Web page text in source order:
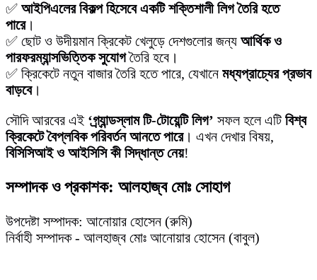
✅ আইপিএলের বিকল্প হিসেবে একটি শক্তিশালী লিগ তৈরি হতে
পারে।
✅ ছোট ও উদীয়মান ক্রিকেট খেলুড়ে দেশগুলোর জন্য আর্থিক ও
পারফরম্যান্সভিত্তিক সুযোগতৈরি হবে।
✅ ক্রিকেটে নতুন বাজার তৈরি হতে পারে, যেখানে মধ্যপ্রাচ্যের প্রভাব
বাড়বে।
সৌদি আরবের এই ‘গ্র্যান্ডস্লাম টি-টোয়েন্টি লিগ’ সফল হলে এটি বিশ্ব
ক্রিকেটে বৈপ্লবিক পরিবর্তন আনতে পারে। এখন দেখার বিষয়,
বিসিসিআই ও আইসিসি কী সিদ্ধান্ত নেয়!
সম্পাদক ও প্রকাশক: আলহাজ্ব মোঃ সোহাগ
উপদেষ্টা সম্পাদক: আনোয়ার হোসেন (রুমি)
নির্বাহী সম্পাদক - আলহাজ্ব মোঃ আনোয়ার হোসেন (বাবুল)